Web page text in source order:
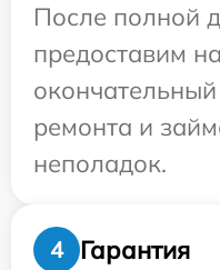
После полной
предоставим
ремонта и
неполадок.
4
Гарантия